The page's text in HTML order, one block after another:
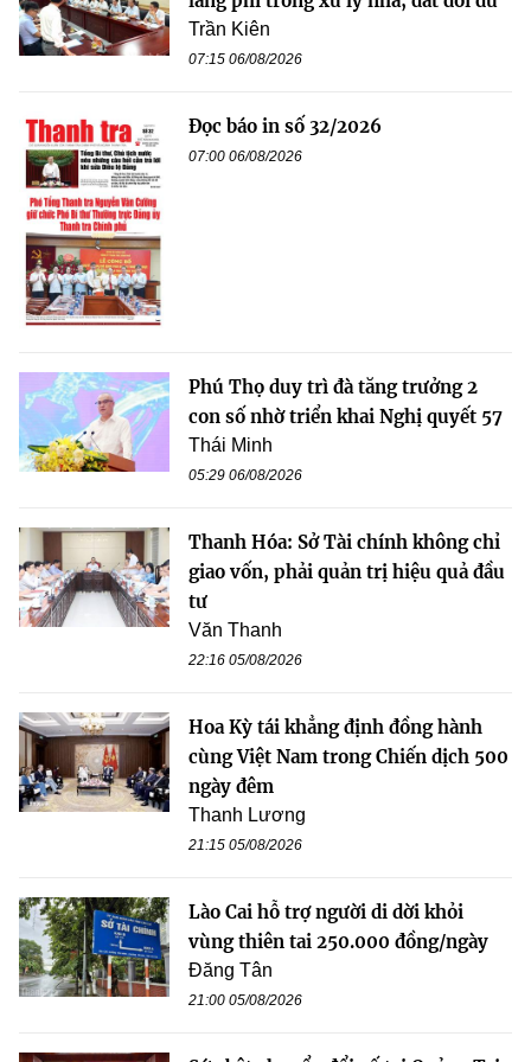
Trần Kiên
07:15 06/08/2026
Đọc báo in số 32/2026
07:00 06/08/2026
Phú Thọ duy trì đà tăng trưởng 2
con số nhờ triển khai Nghị quyết 57
Thái Minh
05:29 06/08/2026
Thanh Hóa: Sở Tài chính không chỉ
giao vốn, phải quản trị hiệu quả đầu
tư
Văn Thanh
22:16 05/08/2026
Hoa Kỳ tái khẳng định đồng hành
cùng Việt Nam trong Chiến dịch 500
ngày đêm
Thanh Lương
21:15 05/08/2026
Lào Cai hỗ trợ người di dời khỏi
vùng thiên tai 250.000 đồng/ngày
Đăng Tân
21:00 05/08/2026